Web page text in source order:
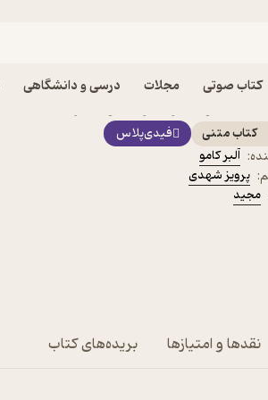
کتاب صوتی مجلات درسی و دانشگاهی
کتاب متنی
فیدی‌پلاس
: آلبر کامو
: پرویز شهدی
مجید
نقدها و امتیازها بریده‌های کتاب